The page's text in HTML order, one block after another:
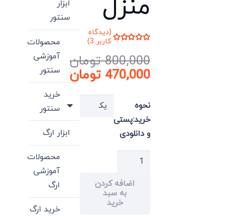
منزل
5.00از 5 امتیاز
3
مشتری
(دیدگاه
کاربر 3
)
800,000 تومان
قیمت
800,000 تومان
بود.
470,000 تومان
فعلی:
470,000 تومان.
نحوه
خرید:پستی
و دانلودی
اضافه کردن
به سبد
خرید
ابزار
سنتور
محصولات
آموزشی
سنتور
خرید
سنتور
ابزار ارگ
محصولات
آموزشی
ارگ
خرید ارگ